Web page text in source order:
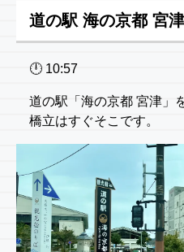
道の駅 海の京都 宮津
🕛 10:57
道の駅「海の京都 宮津」
橋立はすぐそこです。